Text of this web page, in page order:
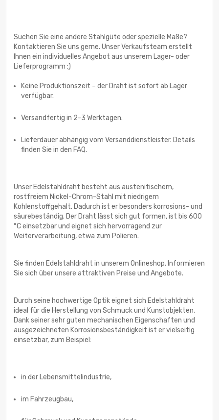
Suchen Sie eine andere Stahlgüte oder spezielle Maße?
Kontaktieren Sie uns gerne. Unser Verkaufsteam erstellt
Ihnen ein individuelles Angebot aus unserem Lager- oder
Keine Produktionszeit – der Draht ist sofort ab Lager
verfügbar.
Versandfertig in 2-3 Werktagen.
Lieferdauer abhängig vom Versanddienstleister. Details
finden Sie in den FAQ.
Unser Edelstahldraht besteht aus austenitischem,
rostfreiem Nickel-Chrom-Stahl mit niedrigem
Kohlenstoffgehalt. Dadurch ist er besonders korrosions- und
säurebeständig. Der Draht lässt sich gut formen, ist bis 600
°C einsetzbar und eignet sich hervorragend zur
Weiterverarbeitung, etwa zum Polieren.
Sie finden Edelstahldraht in unserem Onlineshop. Informieren
Sie sich über unsere attraktiven Preise und Angebote.
Durch seine hochwertige Optik eignet sich Edelstahldraht
ideal für die Herstellung von Schmuck und Kunstobjekten.
Dank seiner sehr guten mechanischen Eigenschaften und
ausgezeichneten Korrosionsbeständigkeit ist er vielseitig
einsetzbar, zum Beispiel:
in der Lebensmittelindustrie,
im Fahrzeugbau,